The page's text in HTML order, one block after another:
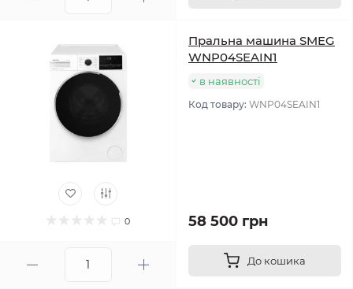
0
Пральна машина SMEG
WNP04SEAIN1
в наявності
Код товару: WNP04SEAIN1
58 500 грн
До кошика